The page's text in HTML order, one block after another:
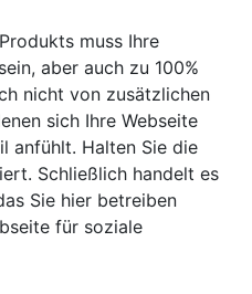
muss Ihre
aber auch zu 100%
nicht von zusätzlichen
sich Ihre Webseite
anfühlt. Halten Sie die
Schließlich handelt es
Sie hier betreiben
für soziale